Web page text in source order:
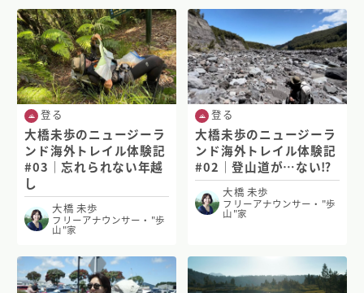
登る
大橋未歩のニュージーラ
ンド海外トレイル体験記
#03｜忘れられない年越
し
大橋 未歩
フリーアナウンサー・"歩
山"家
登る
大橋未歩のニュージーラ
ンド海外トレイル体験記
#02｜登山道が…ない⁉
大橋 未歩
フリーアナウンサー・"歩
山"家